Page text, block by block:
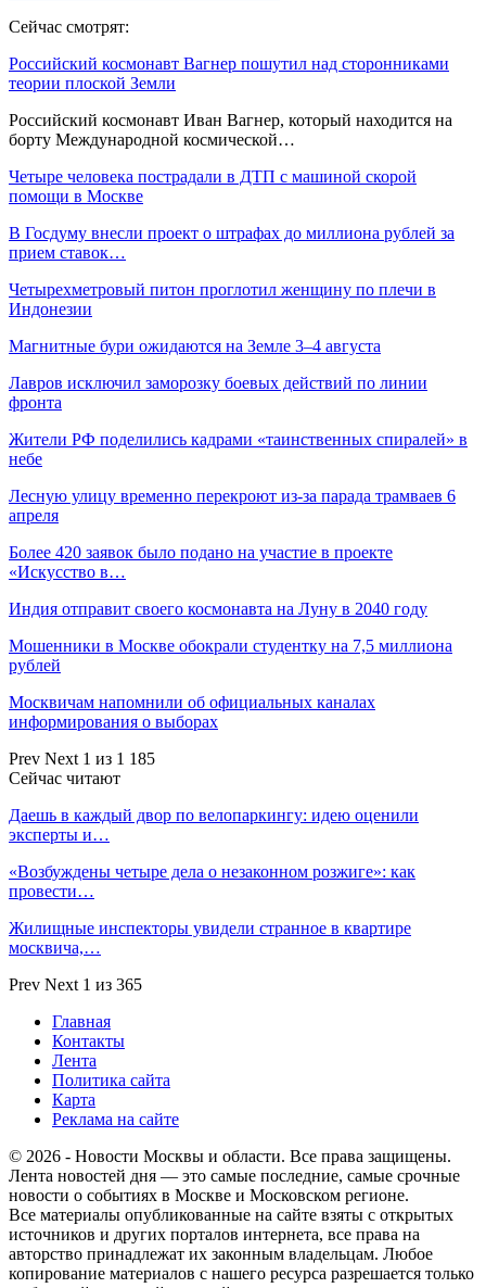
Сейчас смотрят:
Российский космонавт Вагнер пошутил над сторонниками
теории плоской Земли
Российский космонавт Иван Вагнер, который находится на
борту Международной космической…
Четыре человека пострадали в ДТП с машиной скорой
помощи в Москве
В Госдуму внесли проект о штрафах до миллиона рублей за
прием ставок…
Четырехметровый питон проглотил женщину по плечи в
Индонезии
Магнитные бури ожидаются на Земле 3–4 августа
Лавров исключил заморозку боевых действий по линии
фронта
Жители РФ поделились кадрами «таинственных спиралей» в
небе
Лесную улицу временно перекроют из-за парада трамваев 6
апреля
Более 420 заявок было подано на участие в проекте
«Искусство в…
Индия отправит своего космонавта на Луну в 2040 году
Мошенники в Москве обокрали студентку на 7,5 миллиона
рублей
Москвичам напомнили об официальных каналах
информирования о выборах
Prev Next 1 из 1 185
Сейчас читают
Даешь в каждый двор по велопаркингу: идею оценили
эксперты и…
«Возбуждены четыре дела о незаконном розжиге»: как
провести…
Жилищные инспекторы увидели странное в квартире
москвича,…
Prev Next 1 из 365
Главная
Контакты
Лента
Политика сайта
Карта
Реклама на сайте
© 2026 - Новости Москвы и области. Все права защищены.
Лента новостей дня — это самые последние, самые срочные
новости о событиях в Москве и Московском регионе.
Все материалы опубликованные на сайте взяты с открытых
источников и других порталов интернета, все права на
авторство принадлежат их законным владельцам. Любое
копирование материалов с нашего ресурса разрешается только